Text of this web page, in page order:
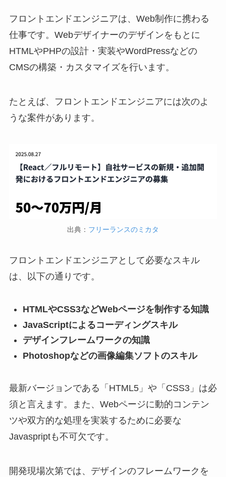
フロントエンドエンジニアは、Web制作に携わる
仕事です。Webデザイナーのデザインをもとに
HTMLやPHPの設計・実装やWordPressなどの
CMSの構築・カスタマイズを行います。
たとえば、フロントエンドエンジニアには次のよ
うな案件があります。
出典： フリーランスのミカタ
フロントエンドエンジニアとして必要なスキル
は、以下の通りです。
HTMLやCSS3などWebページを制作する知識
JavaScriptによるコーディングスキル
デザインフレームワークの知識
Photoshopなどの画像編集ソフトのスキル
最新バージョンである「HTML5」や「CSS3」は必
須と言えます。また、Webページに動的コンテン
ツや双方的な処理を実装するために必要な
Javaspriptも不可欠です。
開発現場次第では、デザインのフレームワークを